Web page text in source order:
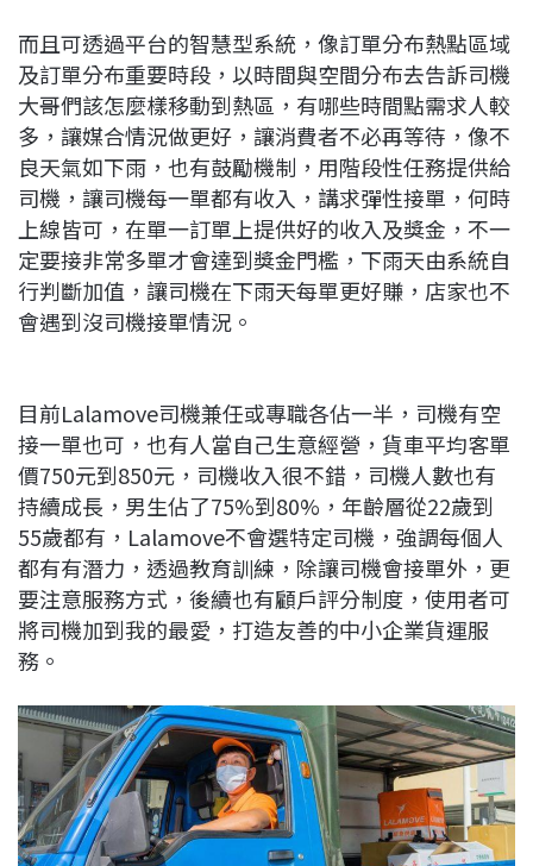
而且可透過平台的智慧型系統，像訂單分布熱點區域
及訂單分布重要時段，以時間與空間分布去告訴司機
大哥們該怎麼樣移動到熱區，有哪些時間點需求人較
多，讓媒合情況做更好，讓消費者不必再等待，像不
良天氣如下雨，也有鼓勵機制，用階段性任務提供給
司機，讓司機每一單都有收入，講求彈性接單，何時
上線皆可，在單一訂單上提供好的收入及獎金，不一
定要接非常多單才會達到獎金門檻，下雨天由系統自
行判斷加值，讓司機在下雨天每單更好賺，店家也不
會遇到沒司機接單情況。
目前Lalamove司機兼任或專職各佔一半，司機有空
接一單也可，也有人當自己生意經營，貨車平均客單
價750元到850元，司機收入很不錯，司機人數也有
持續成長，男生佔了75%到80%，年齡層從22歲到
55歲都有，Lalamove不會選特定司機，強調每個人
都有有潛力，透過教育訓練，除讓司機會接單外，更
要注意服務方式，後續也有顧戶評分制度，使用者可
將司機加到我的最愛，打造友善的中小企業貨運服
務。